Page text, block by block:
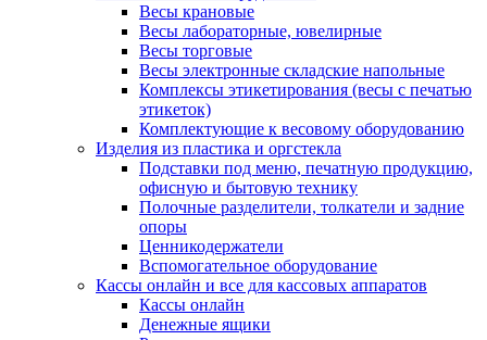
Весы крановые
Весы лабораторные, ювелирные
Весы торговые
Весы электронные складские напольные
Комплексы этикетирования (весы с печатью
этикеток)
Комплектующие к весовому оборудованию
Изделия из пластика и оргстекла
Подставки под меню, печатную продукцию,
офисную и бытовую технику
Полочные разделители, толкатели и задние
опоры
Ценникодержатели
Вспомогательное оборудование
Кассы онлайн и все для кассовых аппаратов
Кассы онлайн
Денежные ящики